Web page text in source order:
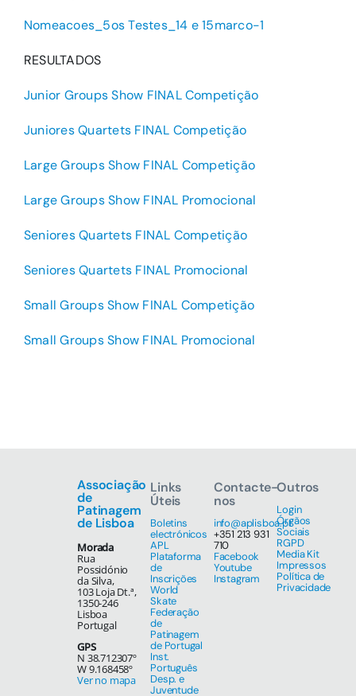
Nomeacoes_5os Testes_14 e 15marco-1
RESULTADOS
Junior Groups Show FINAL Competição
Juniores Quartets FINAL Competição
Large Groups Show FINAL Competição
Large Groups Show FINAL Promocional
Seniores Quartets FINAL Competição
Seniores Quartets FINAL Promocional
Small Groups Show FINAL Competição
Small Groups Show FINAL Promocional
Associação
de
Patinagem
de Lisboa
Morada
Rua
Possidónio
da Silva,
103 Loja Dt.ª,
1350-246
Lisboa
Portugal
GPS
N 38.712307º
W 9.168458º
Ver no mapa
Links
Úteis
Boletins
electrónicos
APL
Plataforma
de
Inscrições
World
Skate
Federação
de
Patinagem
de Portugal
Inst.
Português
Desp. e
Juventude
Contacte-
nos
info@aplisboa.pt
+351 213 931
710
Facebook
Youtube
Instagram
Outros
Login
Órgãos
Sociais
RGPD
Media Kit
Impressos
Política de
Privacidade